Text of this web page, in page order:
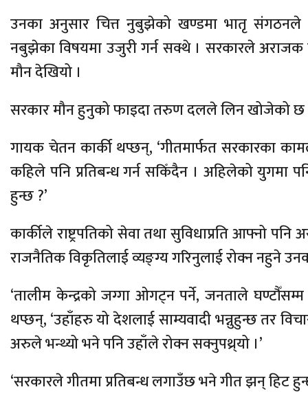
उनका अनुसार चित्त नुबुझेको खण्डमा भातृ संगठनले
नबुझेका विषयमा उजुरी गर्न सक्थे । सरकारले अराजक
मौन देखियो ।
सरकार मौन हुनुको फाइदा तरुण दलले लिन खोजेको छ
गायक चेतन कार्की थप्छन्, ‘गीतमार्फत सरकारका
कहिले पनि प्रतिबन्ध गर्न सकिँदैन । अहिलेको युगमा
हुन्छ ?’
कार्कीले राष्ट्रपतिको सेवा तथा सुविधाप्रति आफ्नो
राजनैतिक विकृतिलाई व्यङ्ग्य गरिनुलाई रोक्न नहुने
‘तालीम केन्द्रको जग्गा ओगट्न पर्ने, जनताले
थप्छन्, ‘उहाँहरु यो देशलाई साम्यवादी भन्नुहुन्छ तर
अरुले भन्थ्यो भने पनि उहाँले रोक्न सक्नुपथ्र्यो ।’
‘सरकारले गीतमा प्रतिबन्ध लगाउँछ भने गीत झन् हिट